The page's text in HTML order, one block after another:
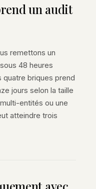
un audit
remettons un
48 heures
briques prend
jours selon la taille
entités ou une
atteindre trois